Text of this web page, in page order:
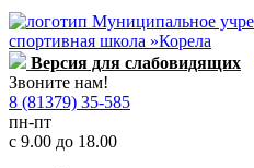
Версия для слабовидящих
Звоните нам!
8 (81379) 35-585
пн-пт
с 9.00 до 18.00